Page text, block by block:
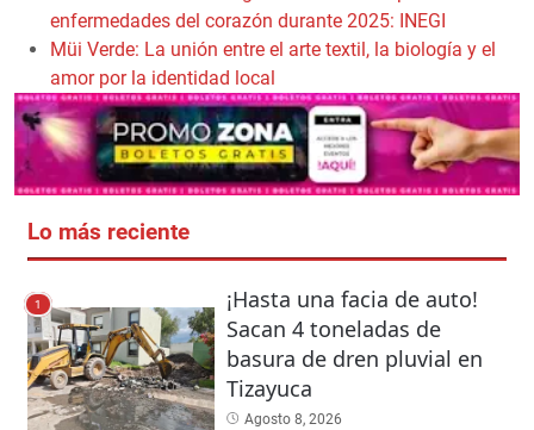
enfermedades del corazón durante 2025: INEGI
Müi Verde: La unión entre el arte textil, la biología y el
amor por la identidad local
Lo más reciente
1
¡Hasta una facia de auto!
Sacan 4 toneladas de
basura de dren pluvial en
Tizayuca
Agosto 8, 2026